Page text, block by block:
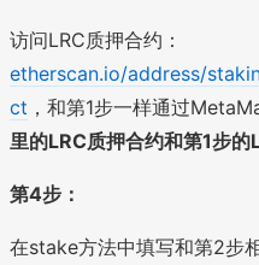
访问LRC质押合约：
etherscan.io/address/
ct ，和第1步一样通过
里的LRC质押合约和第1步的
第4步：
在stake方法中填写和第2步